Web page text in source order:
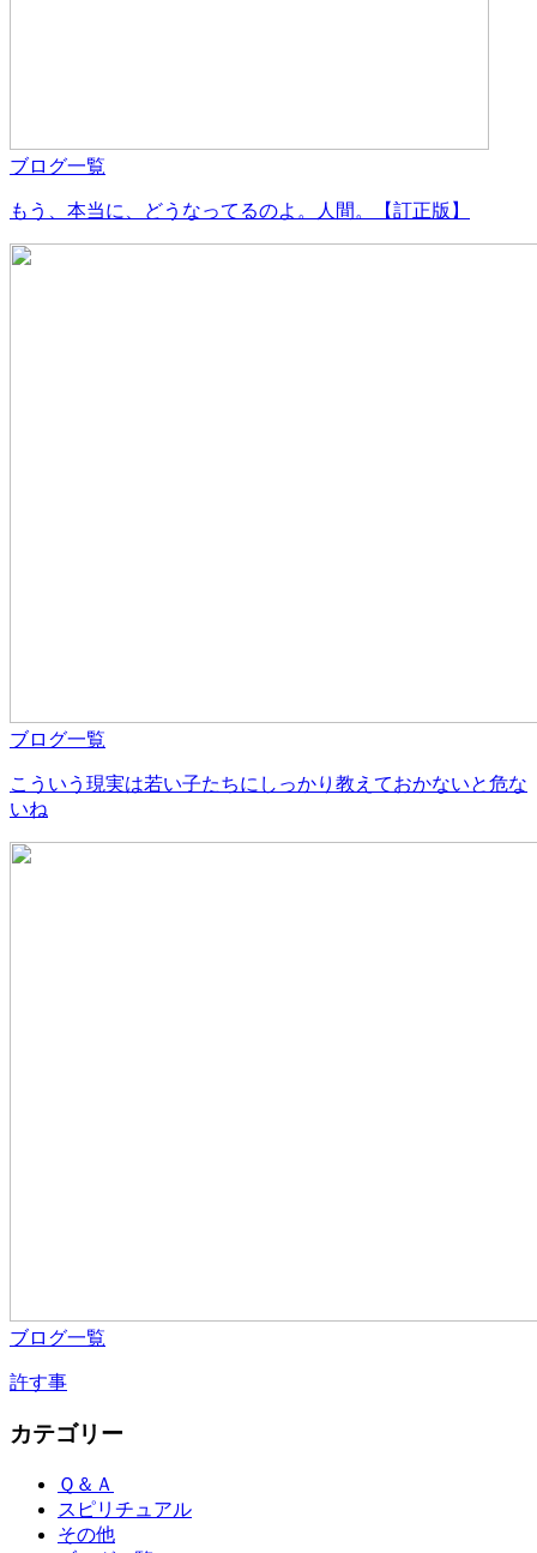
ブログ一覧
もう、本当に、どうなってるのよ。人間。【訂正版】
ブログ一覧
こういう現実は若い子たちにしっかり教えておかないと危な
いね
ブログ一覧
許す事
カテゴリー
Ｑ＆Ａ
スピリチュアル
その他